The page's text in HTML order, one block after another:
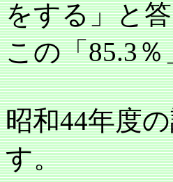
をする」と
この「85.3％
昭和44年度
す。